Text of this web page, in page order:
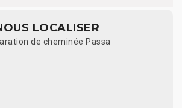
LOCALISER
de cheminée Passa